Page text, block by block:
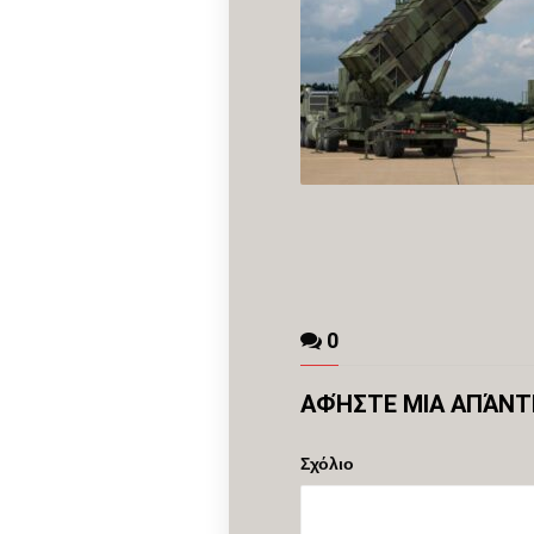
0
ΑΦΉΣΤΕ ΜΙΑ
Σχόλιο